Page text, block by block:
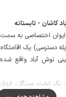
کاشان - تابستانه
در طبقه اول (با حدود 4 پله
یک تخت سینگل،